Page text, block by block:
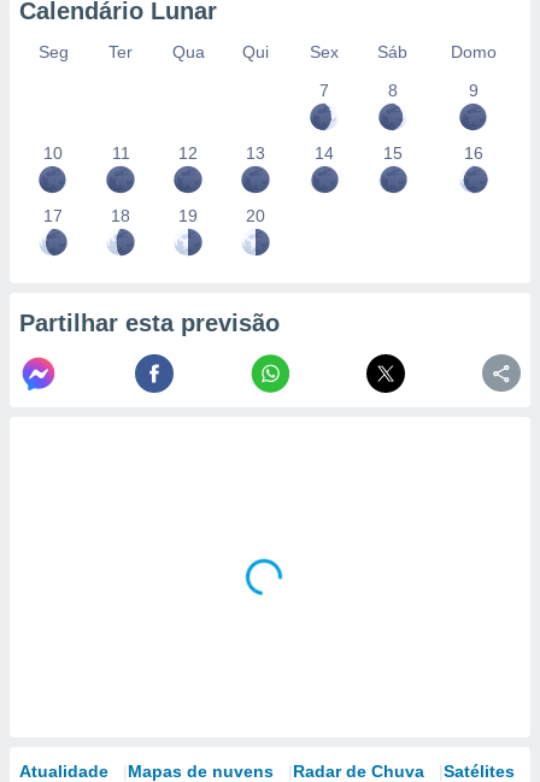
Calendário Lunar
Seg Ter Qua Qui Sex Sáb
Domo
7
8 9
10 11 12 13 14 15 16
17 18 19 20
Partilhar esta previsão
Atualidade Mapas de nuvens Radar de Chuva Satélites